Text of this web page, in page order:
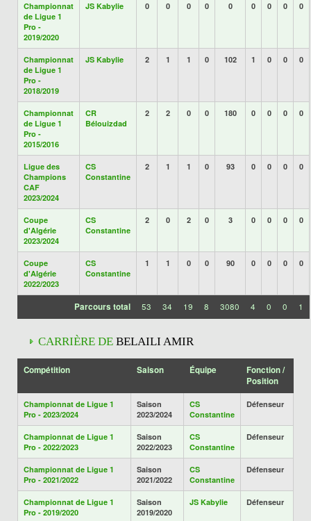
Championnat
de Ligue 1
Pro -
2019/2020
JS Kabylie 0 0 0 0 0 0 0 0 0
Championnat
de Ligue 1
Pro -
2018/2019
JS Kabylie 2 1 1 0 102 1 0 0 0
Championnat
de Ligue 1
Pro -
2015/2016
CR
Bélouizdad
2 2 0 0 180 0 0 0 0
Ligue des
Champions
CAF
2023/2024
CS
Constantine
2 1 1 0 93 0 0 0 0
Coupe
d'Algérie
2023/2024
CS
Constantine
2 0 2 0 3 0 0 0 0
Coupe
d'Algérie
2022/2023
CS
Constantine
1 1 0 0 90 0 0 0 0
Parcours total 53 34 19 8 3080 4 0 0 1
CARRIÈRE DE BELAILI AMIR
Compétition Saison Équipe
Fonction /
Position
Championnat de Ligue 1
Pro - 2023/2024
Saison
2023/2024
CS
Constantine
Défenseur
Championnat de Ligue 1
Pro - 2022/2023
Saison
2022/2023
CS
Constantine
Défenseur
Championnat de Ligue 1
Pro - 2021/2022
Saison
2021/2022
CS
Constantine
Défenseur
Championnat de Ligue 1
Pro - 2019/2020
Saison
2019/2020
JS Kabylie Défenseur